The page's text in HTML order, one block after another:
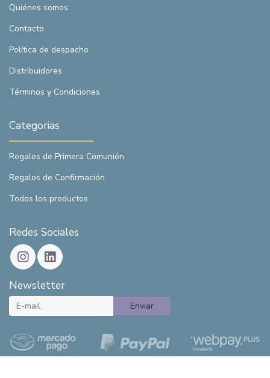
Quiénes somos
Contacto
Política de despacho
Distribuidores
Términos y Condiciones
Categorias
Regalos de Primera Comunión
Regalos de Confirmación
Todos los productos
Redes Sociales
Newsletter
Enviar